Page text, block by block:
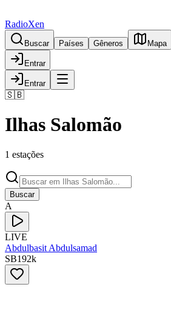
RadioXen
Buscar Países Gêneros Mapa
Entrar
Entrar
🇸🇧
Ilhas Salomão
1 estações
Buscar
A
LIVE
Abdulbasit Abdulsamad
SB192k